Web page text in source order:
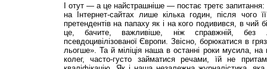
І отут — а це найстрашніше — постає третє
на Інтернет-сайтах лише кілька годин, після
претендентів на папаху як і на кого подивився, в чий
це, бачите, важливіше, ніж справжній, без
псевдоцивілізованої Європи. Звісно, борюкатися в
льогше». Та й міліція наша в останні роки мусила, на
колег, часто-густо займатися речами, їй не